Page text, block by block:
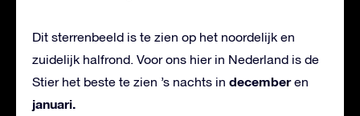
Dit sterrenbeeld is te zien op het noordelijk en
zuidelijk halfrond. Voor ons hier in Nederland is de
Stier het beste te zien ’s nachts in decemberen
januari.